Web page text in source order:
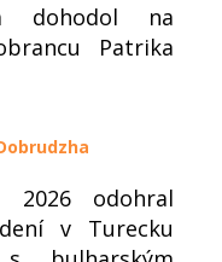
dohodol na
Patrika
odohral
v Turecku